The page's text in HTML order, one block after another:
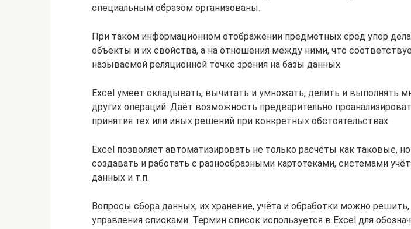
специальным образом организованы.
При таком информационном отображении предметных сред упор
объекты и их свойства, а на отношения между ними, что
называемой реляционной точке зрения на базы данных.
Excel умеет складывать, вычитать и умножать, делить и выполнять
других операций. Даёт возможность предварительно
принятия тех или иных решений при конкретных обстоятельствах.
Excel позволяет автоматизировать не только расчёты как таковые,
создавать и работать с разнообразными картотеками, системами
данных и т.п.
Вопросы сбора данных, их хранение, учёта и обработки можно
управления списками. Термин список используется в Excel для